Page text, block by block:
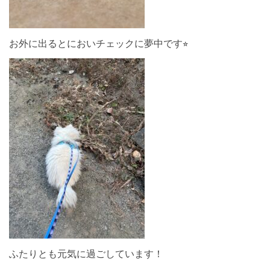
お外に出るとにおいチェックに夢中です⭐︎
ふたりとも元気に過ごしています！